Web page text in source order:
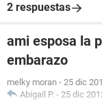
2 respuestas
ami esposa la
embarazo
melky moran - 25 dic
Abigail P. - 25 dic